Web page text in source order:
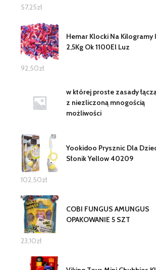
57,25zł
Hemar Klocki Na Kilogramy
2,5Kg Ok 1100El Luz
92,50zł
w której proste zasady
z niezliczoną mnogością
możliwości
Yookidoo Prysznic Dla
Słonik Yellow 40209
102,50zł
COBI FUNGUS AMUNGUS
OPAKOWANIE 5 SZT
23,10zł